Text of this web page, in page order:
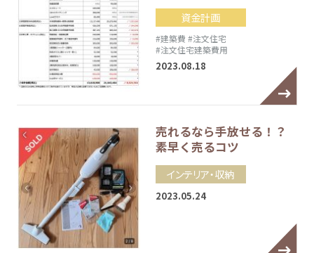
資金計画
#建築費 #注文住宅
#注文住宅建築費用
2023.08.18
売れるなら手放せる！？
素早く売るコツ
インテリア・収納
2023.05.24